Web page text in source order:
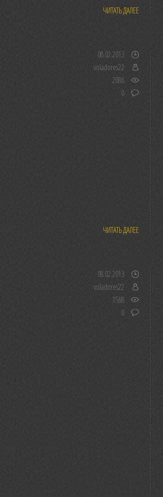
ЧИТАТЬ ДАЛЕЕ
08.02.2013
voladores22
2086
0
ЧИТАТЬ ДАЛЕЕ
08.02.2013
voladores22
1568
0